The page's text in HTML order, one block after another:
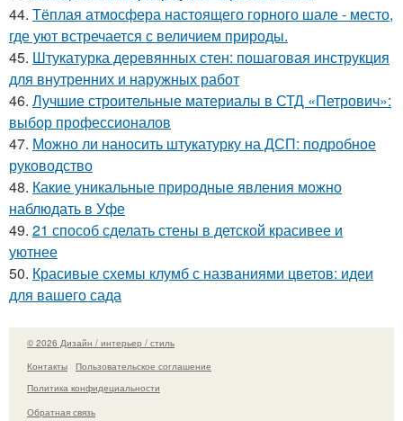
44. Тёплая атмосфера настоящего горного шале - место,
где уют встречается с величием природы.
45. Штукатурка деревянных стен: пошаговая инструкция
для внутренних и наружных работ
46. Лучшие строительные материалы в СТД «Петрович»:
выбор профессионалов
47. Можно ли наносить штукатурку на ДСП: подробное
руководство
48. Какие уникальные природные явления можно
наблюдать в Уфе
49. 21 способ сделать стены в детской красивее и
уютнее
50. Красивые схемы клумб с названиями цветов: идеи
для вашего сада
© 2026 Дизайн / интерьер / стиль
Контакты
Пользовательское соглашение
Политика конфидециальности
Обратная связь